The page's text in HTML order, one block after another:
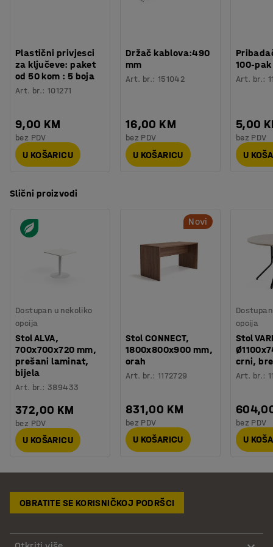
okruženja kao što su saloni, recepcije i uredi.
Težina: 14,2 kg
Montaža: Dolazi nesastavljeno
Testirano: EN 15372
Plastični privjesci
za ključeve: paket
od 50 kom : 5 boja
Art. br.:101271
9,00 KM
bez PDV
U KOŠARICU
Držač kablova:490
mm
Art. br.: 151042
16,00 KM
bez PDV
U KOŠARICU
100-pak
Art. br.:
5,00
bez PDV
U
Slični proizvodi
Dostupan u nekoliko
opcija
Stol ALVA,
700x700x720 mm,
prešani laminat,
bijela
Art. br.:389433
372,00 KM
bez PDV
U KOŠARICU
Novi
Stol CONNECT,
1800x800x900 mm,
orah
Art. br.: 1172729
831,00 KM
bez PDV
U KOŠARICU
opcija
Stol
crni,
Art. br.:
bez PDV
U
OBRATITE SE KORISNIČKOJ PODRŠCI